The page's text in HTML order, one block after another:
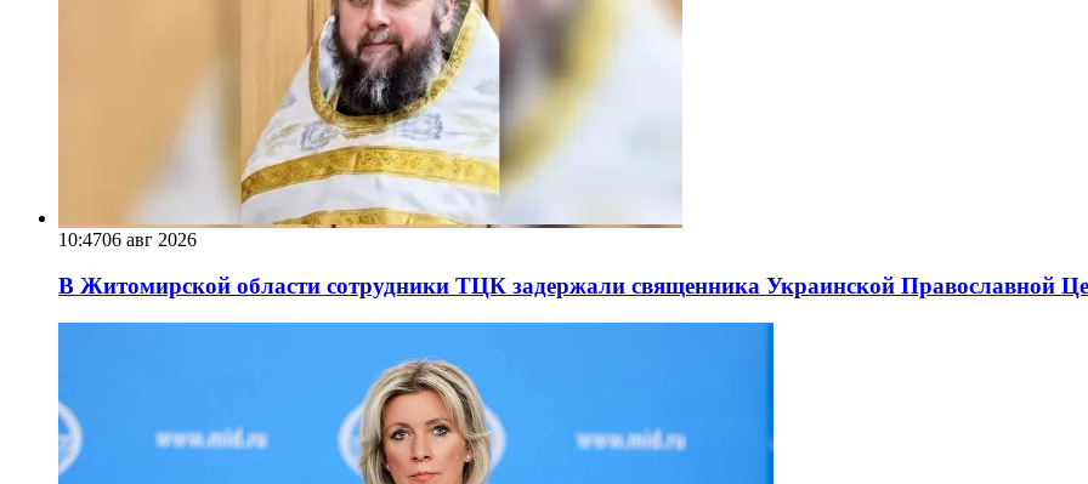
10:4706 авг 2026
В Житомирской области сотрудники ТЦК задержали священника Украинской Православной